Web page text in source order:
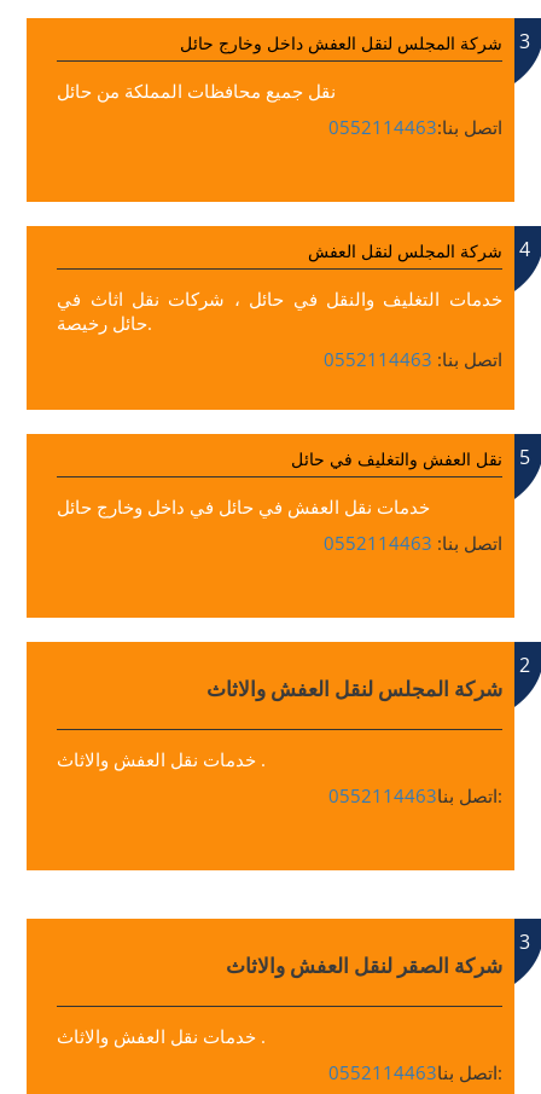
3 شركة المجلس لنقل العفش داخل وخارج حائل
نقل جميع محافظات المملكة من حائل
اتصل بنا:0552114463
4 شركة المجلس لنقل العفش
خدمات التغليف والنقل في حائل ، شركات نقل اثاث في
حائل رخيصة.
اتصل بنا: 0552114463
5 نقل العفش والتغليف في حائل
خدمات نقل العفش في حائل في داخل وخارج حائل
اتصل بنا: 0552114463
2
شركة المجلس لنقل العفش والاثاث
خدمات نقل العفش والاثاث .
0552114463
اتصل بنا:
3
شركة الصقر لنقل العفش والاثاث
خدمات نقل العفش والاثاث .
0552114463
اتصل بنا: